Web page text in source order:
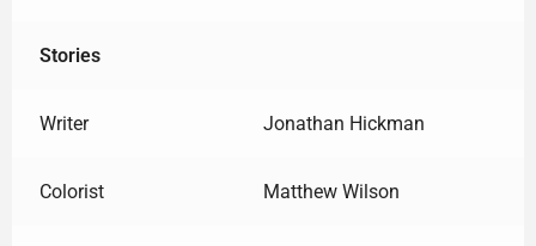
Stories
Writer Jonathan Hickman
Colorist Matthew Wilson